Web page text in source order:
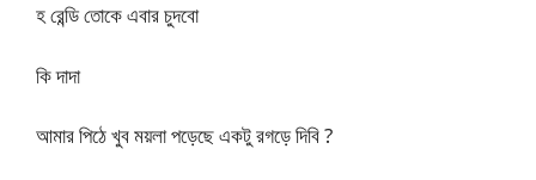
হ রেন্ডি তোকে এবার চুদবো
কি দাদা
আমার পিঠে খুব ময়লা পড়েছে একটু রগড়ে দিবি ?